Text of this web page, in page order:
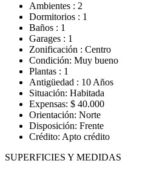
Ambientes : 2
Dormitorios : 1
Baños : 1
Garages : 1
Zonificación : Centro
Condición: Muy bueno
Plantas : 1
Antigüedad : 10 Años
Situación: Habitada
Expensas: $ 40.000
Orientación: Norte
Disposición: Frente
Crédito: Apto crédito
SUPERFICIES Y MEDIDAS